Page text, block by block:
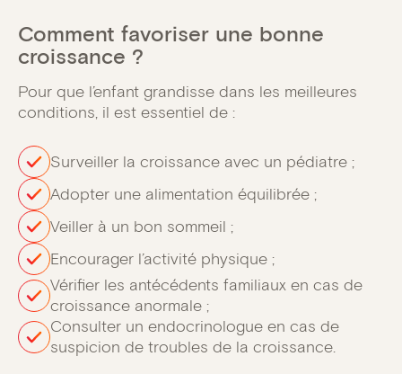
Comment favoriser une bonne
croissance ?
Pour que l’enfant grandisse dans les meilleures
conditions, il est essentiel de :
Surveiller la croissance avec un pédiatre ;
Adopter une alimentation équilibrée ;
Veiller à un bon sommeil ;
Encourager l’activité physique ;
Vérifier les antécédents familiaux en cas de
croissance anormale ;
Consulter un endocrinologue en cas de
suspicion de troubles de la croissance.